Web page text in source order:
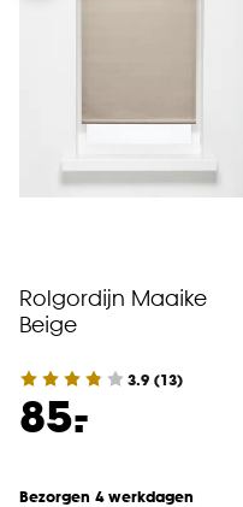
Rolgordijn Maaike
Beige
3.9 (13)
85.
-
Bezorgen 4 werkdagen